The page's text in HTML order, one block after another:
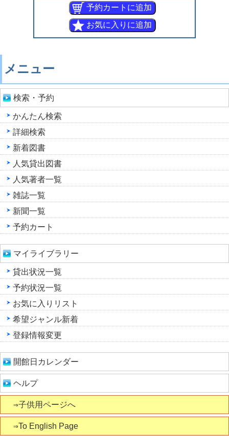
メニュー
検索・予約
かんたん検索
詳細検索
新着図書
人気貸出図書
人気著者一覧
雑誌一覧
新聞一覧
予約カート
マイライブラリー
貸出状況一覧
予約状況一覧
お気に入りリスト
希望ジャンル新着
登録情報変更
開館日カレンダー
ヘルプ
⇒子供用ページへ
⇒To English Page